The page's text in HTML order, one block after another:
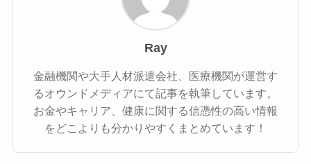
Ray
金融機関や大手人材派遣会社、医療機関が運営す
るオウンドメディアにて記事を執筆しています。
お金やキャリア、健康に関する信憑性の高い情報
をどこよりも分かりやすくまとめています！